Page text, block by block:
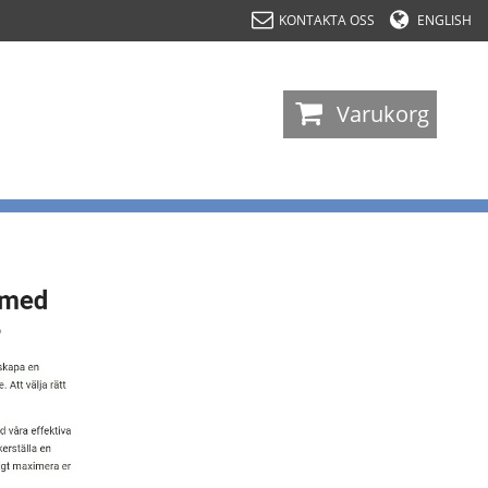
KONTAKTA OSS- ENGLISH
Varukorg